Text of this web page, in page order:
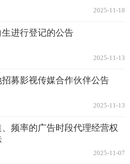
2025-11-18
进行登记的公告
2025-11-13
募影视传媒合作伙伴公告
2025-11-13
频率的广告时段代理经营权
2025-11-07